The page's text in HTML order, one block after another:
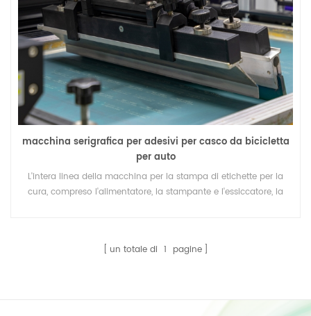
macchina serigrafica per adesivi per casco da bicicletta
per auto
L'intera linea della macchina per la stampa di etichette per la
cura, compreso l'alimentatore, la stampante e l'essiccatore, la
un totale di 1 pagine